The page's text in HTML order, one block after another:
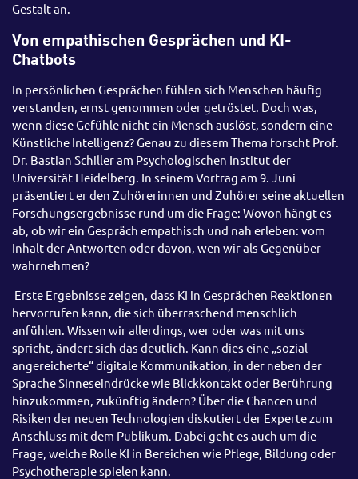
Gestalt an.
Von empathischen Gesprächen und KI-
Chatbots
In persönlichen Gesprächen fühlen sich Menschen häufig
verstanden, ernst genommen oder getröstet. Doch was,
wenn diese Gefühle nicht ein Mensch auslöst, sondern eine
Künstliche Intelligenz? Genau zu diesem Thema forscht Prof.
Dr. Bastian Schiller am Psychologischen Institut der
Universität Heidelberg. In seinem Vortrag am 9. Juni
präsentiert er den Zuhörerinnen und Zuhörer seine aktuellen
Forschungsergebnisse rund um die Frage: Wovon hängt es
ab, ob wir ein Gespräch empathisch und nah erleben: vom
Inhalt der Antworten oder davon, wen wir als Gegenüber
wahrnehmen?
Erste Ergebnisse zeigen, dass KI in Gesprächen Reaktionen
hervorrufen kann, die sich überraschend menschlich
anfühlen. Wissen wir allerdings, wer oder was mit uns
spricht, ändert sich das deutlich. Kann dies eine „sozial
angereicherte“ digitale Kommunikation, in der neben der
Sprache Sinneseindrücke wie Blickkontakt oder Berührung
hinzukommen, zukünftig ändern? Über die Chancen und
Risiken der neuen Technologien diskutiert der Experte zum
Anschluss mit dem Publikum. Dabei geht es auch um die
Frage, welche Rolle KI in Bereichen wie Pflege, Bildung oder
Psychotherapie spielen kann.